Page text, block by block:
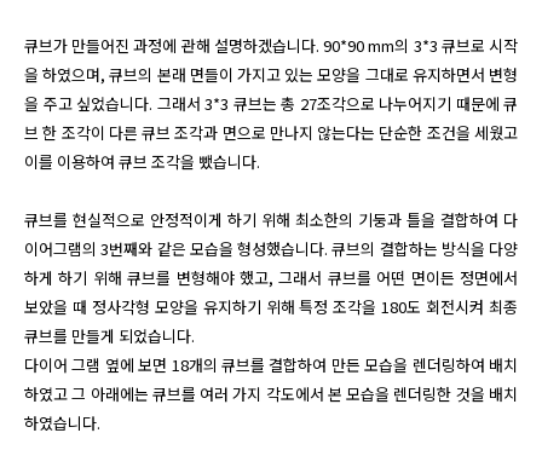
큐브가 만들어진 과정에 관해 설명하겠습니다. 90*90 mm의 3*3 큐브로 시작
을 하였으며, 큐브의 본래 면들이 가지고 있는 모양을 그대로 유지하면서 변형
을 주고 싶었습니다. 그래서 3*3 큐브는 총 27조각으로 나누어지기 때문에 큐
브 한 조각이 다른 큐브 조각과 면으로 만나지 않는다는 단순한 조건을 세웠고
이를 이용하여 큐브 조각을 뺐습니다.
큐브를 현실적으로 안정적이게 하기 위해 최소한의 기둥과 틀을 결합하여 다
이어그램의 3번째와 같은 모습을 형성했습니다. 큐브의 결합하는 방식을 다양
하게 하기 위해 큐브를 변형해야 했고, 그래서 큐브를 어떤 면이든 정면에서
보았을 때 정사각형 모양을 유지하기 위해 특정 조각을 180도 회전시켜 최종
큐브를 만들게 되었습니다.
다이어 그램 옆에 보면 18개의 큐브를 결합하여 만든 모습을 렌더링하여 배치
하였고 그 아래에는 큐브를 여러 가지 각도에서 본 모습을 렌더링한 것을 배치
하였습니다.